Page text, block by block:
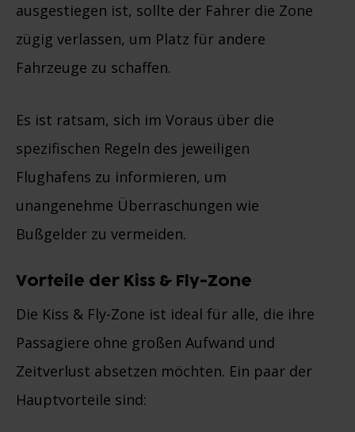
ausgestiegen ist, sollte der Fahrer die Zone
zügig verlassen, um Platz für andere
Fahrzeuge zu schaffen.
Es ist ratsam, sich im Voraus über die
spezifischen Regeln des jeweiligen
Flughafens zu informieren, um
unangenehme Überraschungen wie
Bußgelder zu vermeiden.
Vorteile der Kiss & Fly-Zone
Die Kiss & Fly-Zone ist ideal für alle, die ihre
Passagiere ohne großen Aufwand und
Zeitverlust absetzen möchten. Ein paar der
Hauptvorteile sind: